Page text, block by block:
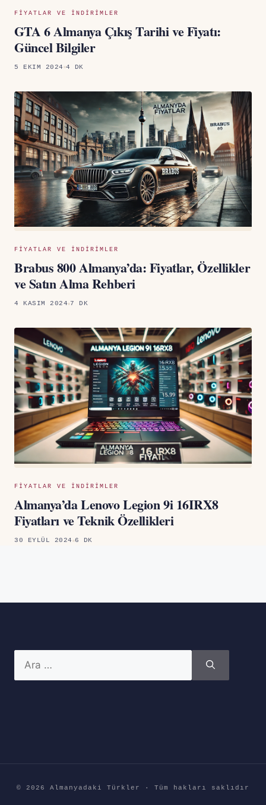
FIYATLAR VE INDIRIMLER
GTA 6 Almanya Çıkış Tarihi ve Fiyatı:
Güncel Bilgiler
5 EKIM 2024 4 DK
FIYATLAR VE INDIRIMLER
Brabus 800 Almanya’da: Fiyatlar, Özellikler
ve Satın Alma Rehberi
4 KASIM 2024 7 DK
FIYATLAR VE INDIRIMLER
Almanya’da Lenovo Legion 9i 16IRX8
Fiyatları ve Teknik Özellikleri
30 EYLÜL 2024 6 DK
ara
© 2026 Almanyadaki Türkler · Tüm hakları saklıdır